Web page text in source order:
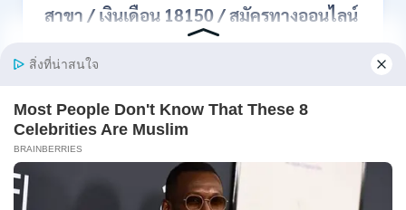
EMAIL
สิงหาคม
2569
สาขา / เงินเดือน 18150 / สมัครทางออนไลน์
31 สิงหาคม – 18 กันยายน 2569
ราชการ…
อ่านรายละเอียด
ปกครอง